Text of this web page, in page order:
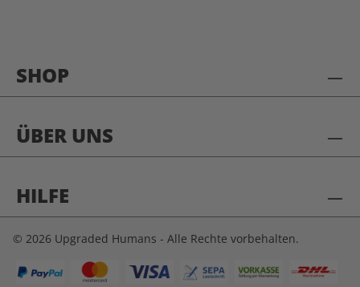
SHOP
ÜBER UNS
HILFE
© 2026 Upgraded Humans - Alle Rechte vorbehalten.